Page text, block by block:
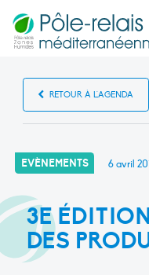
RETOUR À L'AGENDA
EVÈNEMENTS 6 avril
3E
DES